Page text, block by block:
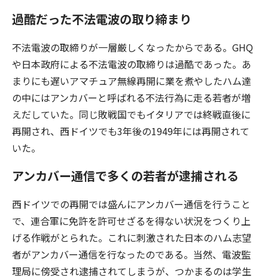
過酷だった不法電波の取り締まり
不法電波の取締りが一層厳しくなったからである。GHQ
や日本政府による不法電波の取締りは過酷であった。あ
まりにも遅いアマチュア無線再開に業を煮やしたハム達
の中にはアンカバーと呼ばれる不法行為に走る若者が増
えだしていた。同じ敗戦国でもイタリアでは終戦直後に
再開され、西ドイツでも3年後の1949年には再開されて
いた。
アンカバー通信で多くの若者が逮捕される
西ドイツでの再開では盛んにアンカバー通信を行うこと
で、連合軍に免許を許可せざるを得ない状況をつくり上
げる作戦がとられた。これに刺激された日本のハム志望
者がアンカバー通信を行なったのである。当然、電波監
理局に傍受され逮捕されてしまうが、つかまるのは学生